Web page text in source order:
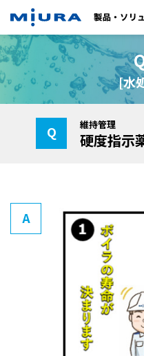
[水
維持管理
硬度指示